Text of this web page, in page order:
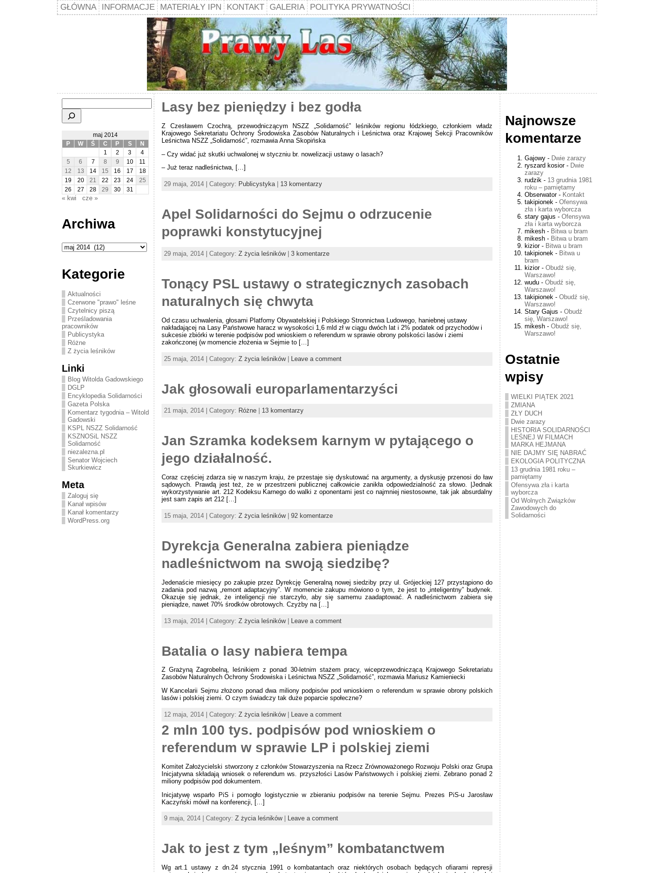
GŁÓWNA INFORMACJE MATERIAŁY IPN KONTAKT GALERIA POLITYKA PRYWATNOŚCI
maj 2014
P
W Ś C P S
N
1
2 3
4
5
6 7 8 9 10
11
12
13 14 15 16 17
18
19
20 21 22 23 24
25
26
27 28 29 30 31
« kwi cze »
Archiwa
Archiwa
Kategorie
Aktualności
Czerwone "prawo" leśne
Czytelnicy piszą
Prześladowania
pracowników
Publicystyka
Różne
Z życia leśników
Linki
Blog Witolda Gadowskiego
DGLP
Encyklopedia Solidarności
Gazeta Polska
Komentarz tygodnia – Witold
Gadowski
KSPL NSZZ Solidarność
KSZNOSiL NSZZ
Solidarność
niezalezna.pl
Senator Wojciech
Skurkiewicz
Meta
Zaloguj się
Kanał wpisów
Kanał komentarzy
WordPress.org
Lasy bez pieniędzy i bez godła
Z Czesławem Czochrą, przewodniczącym NSZZ „Solidarność” leśników regionu łódzkiego, członkiem władz
Krajowego Sekretariatu Ochrony Środowiska Zasobów Naturalnych i Leśnictwa oraz Krajowej Sekcji Pracowników
Leśnictwa NSZZ „Solidarność”, rozmawia Anna Skopińska
– Czy widać już skutki uchwalonej w styczniu br. nowelizacji ustawy o lasach?
– Już teraz nadleśnictwa, […]
29 maja, 2014 | Category: Publicystyka| 13 komentarzy
Apel Solidarności do Sejmu o odrzucenie
poprawki konstytucyjnej
29 maja, 2014 | Category: Z życia leśników| 3 komentarze
Tonący PSL ustawy o strategicznych zasobach
naturalnych się chwyta
Od czasu uchwalenia, głosami Platfomy Obywatelskiej i Polskiego Stronnictwa Ludowego, haniebnej ustawy
nakładającej na Lasy Państwowe haracz w wysokości 1,6 mld zł w ciągu dwóch lat i 2% podatek od przychodów i
sukcesie zbiórki w terenie podpisów pod wnioskiem o referendum w sprawie obrony polskości lasów i ziemi
zakończonej (w momencie złożenia w Sejmie to […]
25 maja, 2014 | Category: Z życia leśników| Leave a comment
Jak głosowali europarlamentarzyści
21 maja, 2014 | Category: Różne 13 komentarzy
Jan Szramka kodeksem karnym w pytającego o
jego działalność.
Coraz częściej zdarza się w naszym kraju, że przestaje się dyskutować na argumenty, a dyskusję przenosi do ław
sądowych. Prawdą jest też, że w przestrzeni publicznej całkowicie zanikła odpowiedzialność za słowo. |Jednak
wykorzystywanie art. 212 Kodeksu Karnego do walki z oponentami jest co najmniej niestosowne, tak jak absurdalny
jest sam zapis art 212 […]
15 maja, 2014 | Category: Z życia leśników| 92 komentarze
Dyrekcja Generalna zabiera pieniądze
nadleśnictwom na swoją siedzibę?
Jedenaście miesięcy po zakupie przez Dyrekcję Generalną nowej siedziby przy ul. Grójeckiej 127 przystąpiono do
zadania pod nazwą „remont adaptacyjny”. W momencie zakupu mówiono o tym, że jest to „inteligentny” budynek.
Okazuje się jednak, że inteligencji nie starczyło, aby się samemu zaadaptować. A nadleśnictwom zabiera się
pieniądze, nawet 70% środków obrotowych. Czyżby na […]
13 maja, 2014 | Category: Z życia leśników| Leave a comment
Batalia o lasy nabiera tempa
Z Grażyną Zagrobelną, leśnikiem z ponad 30-letnim stażem pracy, wiceprzewodniczącą Krajowego Sekretariatu
Zasobów Naturalnych Ochrony Środowiska i Leśnictwa NSZZ „Solidarność”, rozmawia Mariusz Kamieniecki
W Kancelarii Sejmu złożono ponad dwa miliony podpisów pod wnioskiem o referendum w sprawie obrony polskich
lasów i polskiej ziemi. O czym świadczy tak duże poparcie społeczne?
12 maja, 2014 | Category: Z życia leśników| Leave a comment
2 mln 100 tys. podpisów pod wnioskiem o
referendum w sprawie LP i polskiej ziemi
Komitet Założycielski stworzony z członków Stowarzyszenia na Rzecz Zrównoważonego Rozwoju Polski oraz Grupa
Inicjatywna składają wniosek o referendum ws. przyszłości Lasów Państwowych i polskiej ziemi. Zebrano ponad 2
miliony podpisów pod dokumentem.
Inicjatywę wsparło PiS i pomogło logistycznie w zbieraniu podpisów na terenie Sejmu. Prezes PiS-u Jarosław
Kaczyński mówił na konferencji, […]
9 maja, 2014 | Category: Z życia leśników| Leave a comment
Jak to jest z tym „leśnym” kombatanctwem
Wg art.1 ustawy z dn.24 stycznia 1991 o kombatantach oraz niektórych osobach będących ofiarami represji
Najnowsze
komentarze
Gajowy - Dwie zarazy
ryszard kosior- Dwie
zarazy
rudzik - 13 grudnia 1981
roku – pamiętamy
Obserwator- Kontakt
takipionek - Ofensywa
zła i karta wyborcza
stary gajus - Ofensywa
zła i karta wyborcza
mikesh - Bitwa u bram
mikesh - Bitwa u bram
kizior- Bitwa u bram
takipionek - Bitwa u
bram
kizior- Obudź się,
Warszawo!
wudu - Obudź się,
Warszawo!
takipionek - Obudź się,
Warszawo!
Stary Gajus - Obudź
się, Warszawo!
mikesh - Obudź się,
Warszawo!
Ostatnie
wpisy
WIELKI PIĄTEK 2021
ZMIANA
ZŁY DUCH
Dwie zarazy
HISTORIA SOLIDARNOŚCI
LEŚNEJ W FILMACH
MARKA HEJMANA
NIE DAJMY SIĘ NABRAĆ
EKOLOGIA POLITYCZNA
13 grudnia 1981 roku –
pamiętamy
Ofensywa zła i karta
wyborcza
Od Wolnych Związków
Zawodowych do
Solidarności